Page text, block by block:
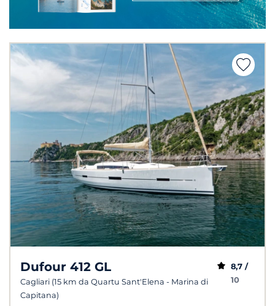
Dufour 412 GL
Cagliari (15 km da Quartu Sant'Elena - Marina di
Capitana)
8,7 /
10